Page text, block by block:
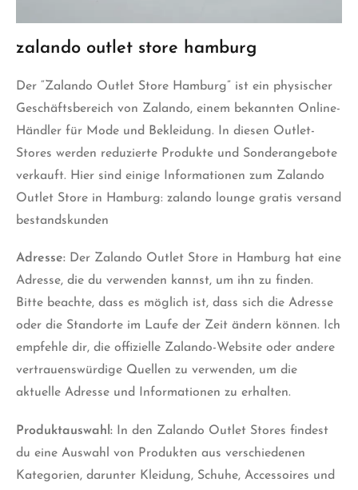
zalando outlet store hamburg
Der “Zalando Outlet Store Hamburg” ist ein physischer
Geschäftsbereich von Zalando, einem bekannten Online-
Händler für Mode und Bekleidung. In diesen Outlet-
Stores werden reduzierte Produkte und Sonderangebote
verkauft. Hier sind einige Informationen zum Zalando
Outlet Store in Hamburg: zalando lounge gratis versand
bestandskunden
Adresse: Der Zalando Outlet Store in Hamburg hat eine
Adresse, die du verwenden kannst, um ihn zu finden.
Bitte beachte, dass es möglich ist, dass sich die Adresse
oder die Standorte im Laufe der Zeit ändern können. Ich
empfehle dir, die offizielle Zalando-Website oder andere
vertrauenswürdige Quellen zu verwenden, um die
aktuelle Adresse und Informationen zu erhalten.
Produktauswahl: In den Zalando Outlet Stores findest
du eine Auswahl von Produkten aus verschiedenen
Kategorien, darunter Kleidung, Schuhe, Accessoires und